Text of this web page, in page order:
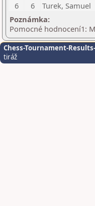
6
6 Turek, Samuel
Poznámka:
Pomocné hodnocení1:
Chess-Tournament-
tiráž